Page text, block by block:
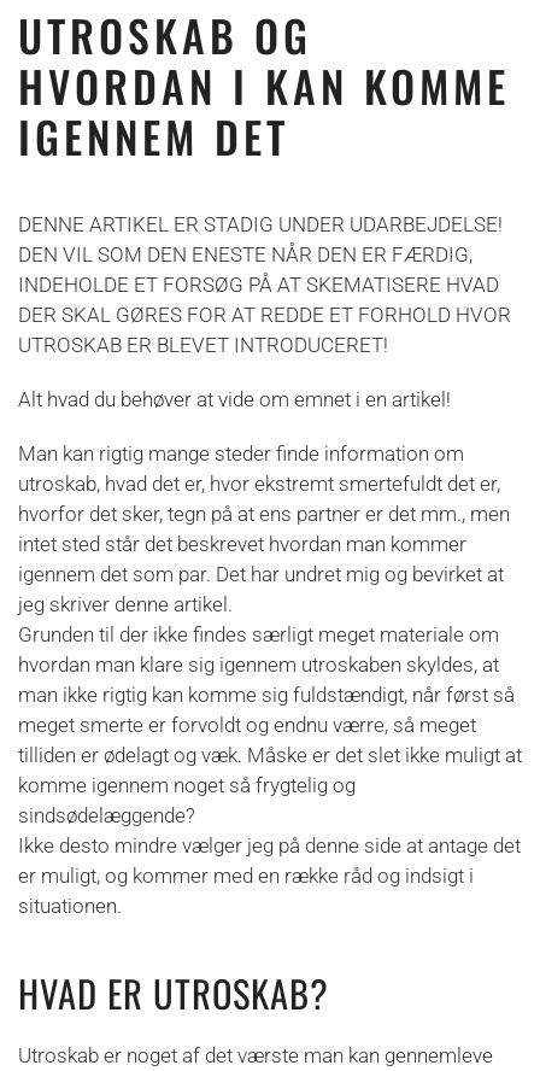
UTROSKAB OG
HVORDAN I KAN KOMME
IGENNEM DET
DENNE ARTIKEL ER STADIG UNDER UDARBEJDELSE!
DEN VIL SOM DEN ENESTE NÅR DEN ER FÆRDIG,
INDEHOLDE ET FORSØG PÅ AT SKEMATISERE HVAD
DER SKAL GØRES FOR AT REDDE ET FORHOLD HVOR
UTROSKAB ER BLEVET INTRODUCERET!
Alt hvad du behøver at vide om emnet i en artikel!
Man kan rigtig mange steder finde information om
utroskab, hvad det er, hvor ekstremt smertefuldt det er,
hvorfor det sker, tegn på at ens partner er det mm., men
intet sted står det beskrevet hvordan man kommer
igennem det som par. Det har undret mig og bevirket at
jeg skriver denne artikel.
Grunden til der ikke findes særligt meget materiale om
hvordan man klare sig igennem utroskaben skyldes, at
man ikke rigtig kan komme sig fuldstændigt, når først så
meget smerte er forvoldt og endnu værre, så meget
tilliden er ødelagt og væk. Måske er det slet ikke muligt at
komme igennem noget så frygtelig og
sindsødelæggende?
Ikke desto mindre vælger jeg på denne side at antage det
er muligt, og kommer med en række råd og indsigt i
situationen.
HVAD ER UTROSKAB?
Utroskab er noget af det værste man kan gennemleve